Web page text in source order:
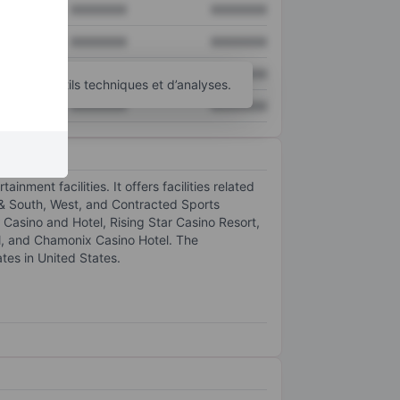
XXXXXXX XXXXXXX
outils techniques et d’analyses.
facilities. It offers facilities related
South, West, and Contracted Sports
and Hotel, Rising Star Casino Resort,
and Chamonix Casino Hotel. The
in United States.